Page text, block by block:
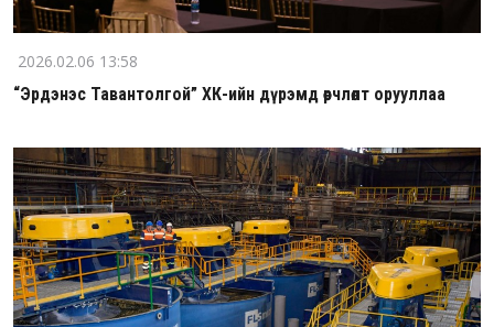
2026.02.06 13:58
“Эрдэнэс Тавантолгой” ХК-ийн дүрэмд өөрчлөлт орууллаа